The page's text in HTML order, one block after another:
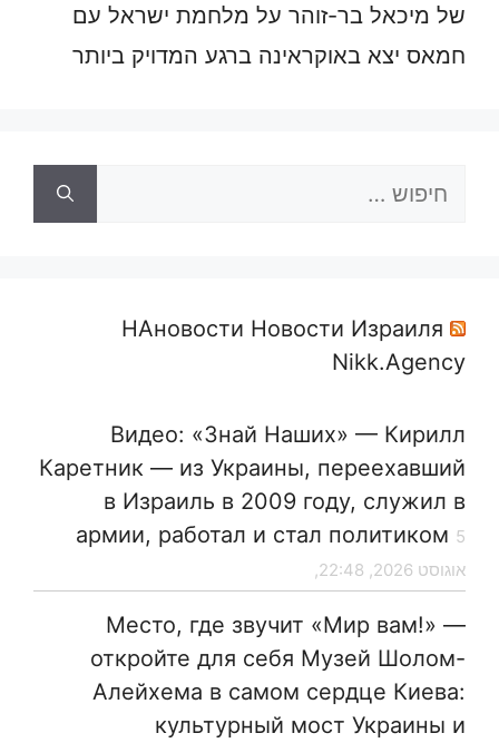
של מיכאל בר-זוהר על מלחמת ישראל עם
חמאס יצא באוקראינה ברגע המדויק ביותר
НАновости Новости Израиля
Nikk.Agency
Видео: «Знай Наших» — Кирилл
Каретник — из Украины, переехавший
в Израиль в 2009 году, служил в
армии, работал и стал политиком 5
אוגוסט 2026, 22:48,
Место, где звучит «Мир вам!» —
откройте для себя Музей Шолом-
Алейхема в самом сердце Киева:
культурный мост Украины и